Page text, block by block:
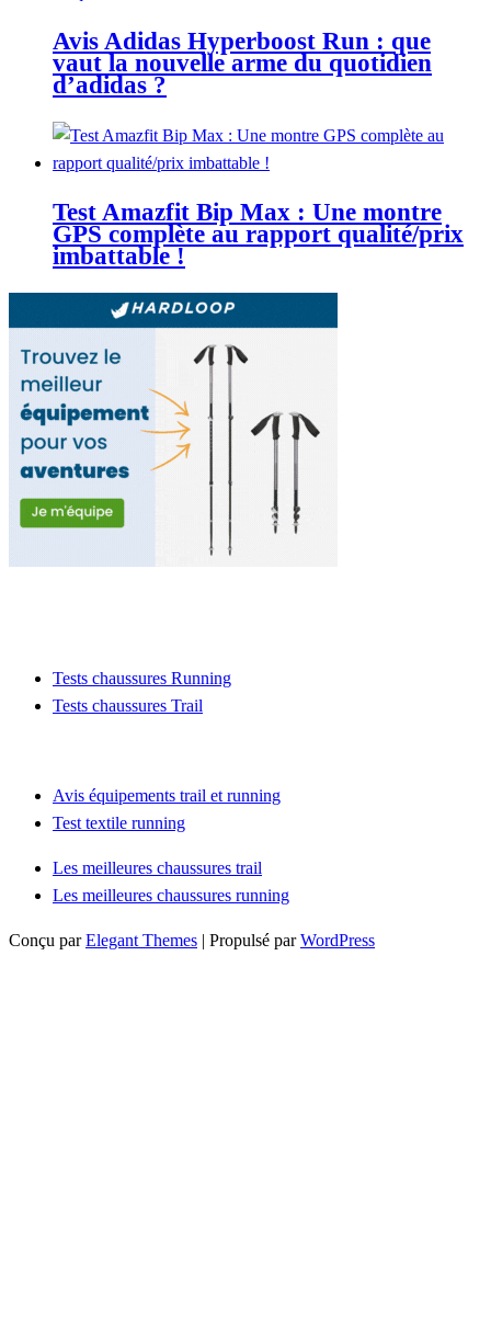
Avis Adidas Hyperboost Run : que
vaut la nouvelle arme du quotidien
d’adidas ?
Test Amazfit Bip Max : Une montre
GPS complète au rapport qualité/prix
imbattable !
Tests chaussures Running
Tests chaussures Trail
Avis équipements trail et running
Test textile running
Les meilleures chaussures trail
Les meilleures chaussures running
Conçu parElegant Themes | Propulsé parWordPress